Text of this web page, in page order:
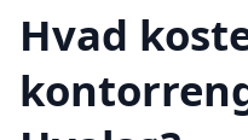
Hvad